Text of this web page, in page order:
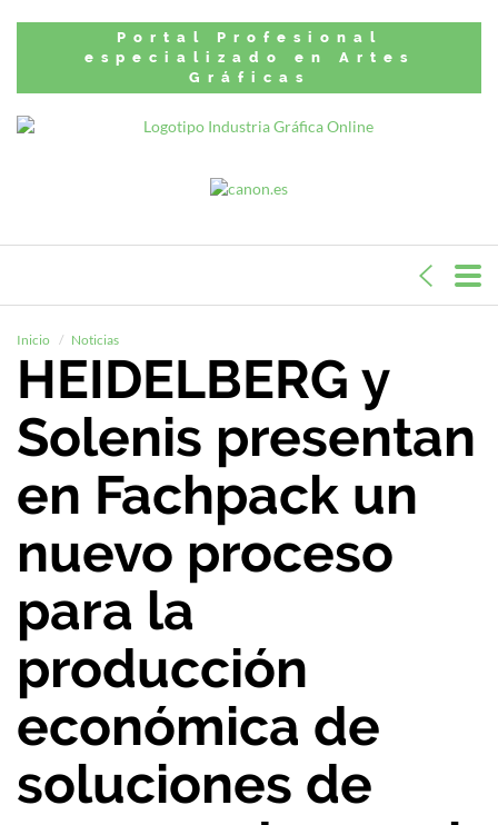
Portal Profesional
especializado en Artes
Gráficas
Inicio Noticias
HEIDELBERG y
Solenis presentan
en Fachpack un
nuevo proceso
para la
producción
económica de
soluciones de